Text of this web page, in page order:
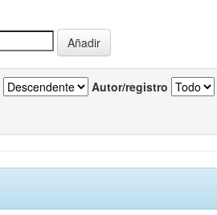
Autor/registro